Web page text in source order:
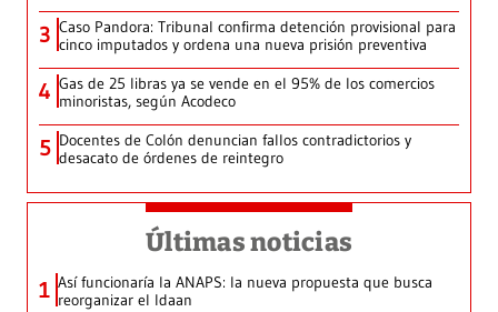
3 Caso Pandora: Tribunal confirma detención provisional para
cinco imputados y ordena una nueva prisión preventiva
4 Gas de 25 libras ya se vende en el 95% de los comercios
minoristas, según Acodeco
5 Docentes de Colón denuncian fallos contradictorios y
desacato de órdenes de reintegro
Últimas noticias
1 Así funcionaría la ANAPS: la nueva propuesta que busca
reorganizar el Idaan